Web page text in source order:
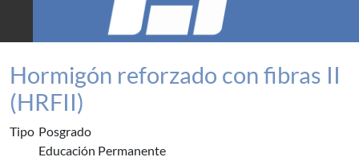
Hormigón reforzado con fibras II
(HRFII)
Tipo Posgrado
Educación Permanente